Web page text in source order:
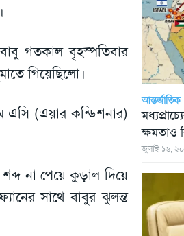
গতকাল বৃহস্পতিবার
গিয়েছিলো।
এসি (এয়ার কন্ডিশনার)
না পেয়ে কুড়াল দিয়ে
সাথে বাবুর ঝুলন্ত
আন্তর্জাতিক
ক্ষমতাও
জুলাই ১৬,